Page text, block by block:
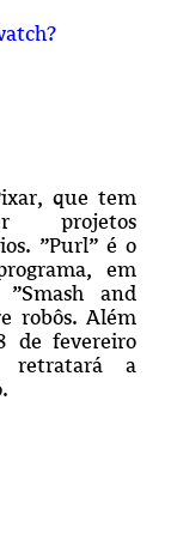
que tem
projetos
”Purl” é o
em
and
robôs. Além
de fevereiro
retratará a